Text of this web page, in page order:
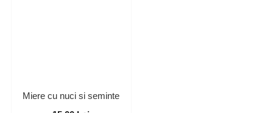
Miere cu nuci si seminte